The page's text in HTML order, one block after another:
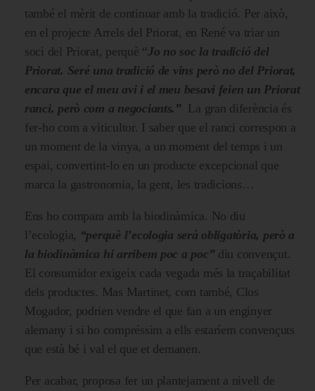
també el mèrit de continuar amb la tradició. Per això,
en el projecte Arrels del Priorat, en René va triar un
soci del Priorat, perquè “Jo no soc la tradició del
Priorat. Seré una tradició de vins però no del Priorat,
encara que el meu avi i el meu besavi feien un Priorat
ranci, però com a negociants.” La gran diferència és
fer-ho com a viticultor. I saber que el ranci correspon a
un moment de la vinya, a un moment del temps i un
espai, convertint-lo en un producte excepcional que
marca la gastronomia, la gent, les tradicions…
Ens ho compara amb la biodinàmica. No diu
l’ecologia, “perquè l’ecologia serà obligatòria, però a
la biodinàmica hi arribem poc a poc” diu convençut.
El consumidor exigeix cada vegada més la traçabilitat
dels productes. Mas Martinet, com també, Clos
Mogador, podrien vendre el que fan a un enginyer
alemany i si ho compréssim a ells estaríem convençuts
que està bé i val el que et demanen.
Per acabar, proposa fer un plantejament a nivell de